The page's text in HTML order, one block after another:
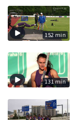
152 min
131 min